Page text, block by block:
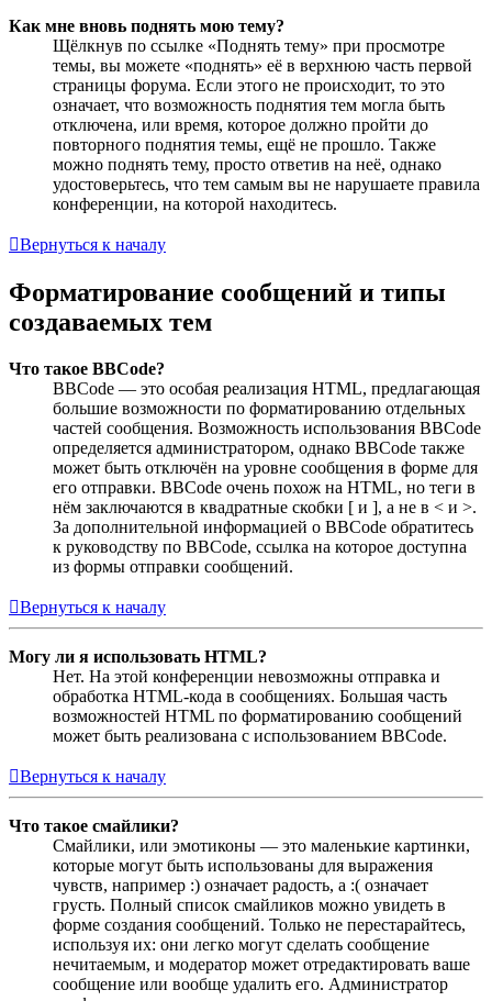
Как мне вновь поднять мою тему?
Щёлкнув по ссылке «Поднять тему» при просмотре
темы, вы можете «поднять» её в верхнюю часть первой
страницы форума. Если этого не происходит, то это
означает, что возможность поднятия тем могла быть
отключена, или время, которое должно пройти до
повторного поднятия темы, ещё не прошло. Также
можно поднять тему, просто ответив на неё, однако
удостоверьтесь, что тем самым вы не нарушаете правила
конференции, на которой находитесь.
Вернуться к началу
Форматирование сообщений и типы
создаваемых тем
Что такое BBCode?
BBCode — это особая реализация HTML, предлагающая
большие возможности по форматированию отдельных
частей сообщения. Возможность использования BBCode
определяется администратором, однако BBCode также
может быть отключён на уровне сообщения в форме для
его отправки. BBCode очень похож на HTML, но теги в
нём заключаются в квадратные скобки [ и ], а не в < и >.
За дополнительной информацией о BBCode обратитесь
к руководству по BBCode, ссылка на которое доступна
из формы отправки сообщений.
Вернуться к началу
Могу ли я использовать HTML?
Нет. На этой конференции невозможны отправка и
обработка HTML-кода в сообщениях. Большая часть
возможностей HTML по форматированию сообщений
может быть реализована с использованием BBCode.
Вернуться к началу
Что такое смайлики?
Смайлики, или эмотиконы — это маленькие картинки,
которые могут быть использованы для выражения
чувств, например :) означает радость, а :( означает
грусть. Полный список смайликов можно увидеть в
форме создания сообщений. Только не перестарайтесь,
используя их: они легко могут сделать сообщение
нечитаемым, и модератор может отредактировать ваше
сообщение или вообще удалить его. Администратор